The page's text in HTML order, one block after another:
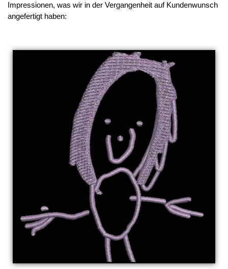
Impressionen, was wir in der Vergangenheit auf Kundenwunsch
angefertigt haben: